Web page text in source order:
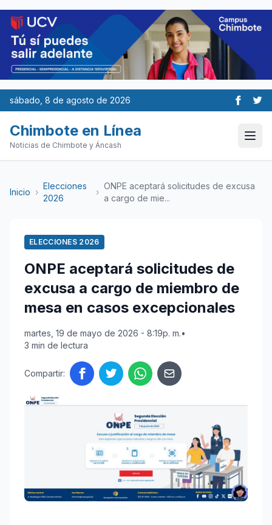
sábado, 8 de agosto de 2026
Chimbote en Línea
Noticias de Chimbote y Áncash
Inicio ›
Elecciones
2026
›
ONPE aceptará solicitudes de excusa
a cargo de mie...
ELECCIONES 2026
ONPE aceptará solicitudes de
excusa a cargo de miembro de
mesa en casos excepcionales
martes, 19 de mayo de 2026 - 8:19p. m.•
3 min de lectura
Compartir: